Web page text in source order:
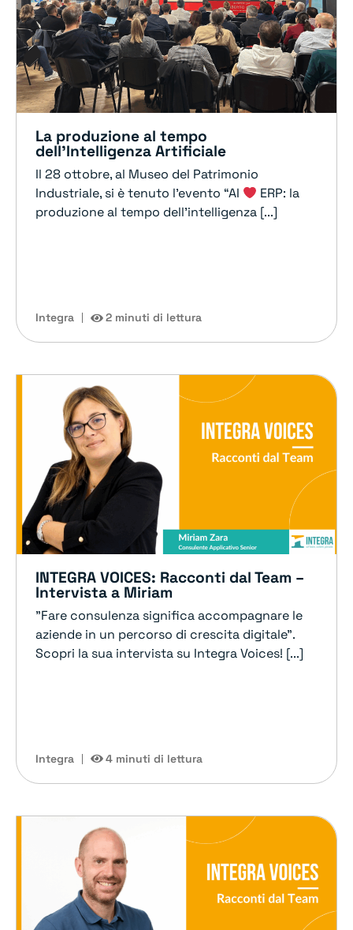
La produzione al tempo
dell’Intelligenza Artificiale
Il 28 ottobre, al Museo del Patrimonio
Industriale, si è tenuto l’evento “AI
ERP: la
produzione al tempo dell’intelligenza [...]
Integra 2 minuti di lettura
INTEGRA VOICES: Racconti dal Team –
Intervista a Miriam
"Fare consulenza significa accompagnare le
aziende in un percorso di crescita digitale".
Scopri la sua intervista su Integra Voices! [...]
Integra 4 minuti di lettura